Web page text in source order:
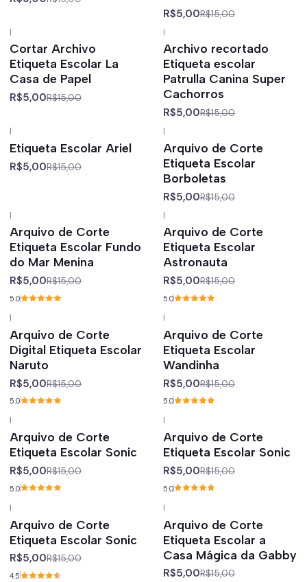
R$5,00R$15,00
|
Cortar Archivo
Etiqueta Escolar La
Casa de Papel
R$5,00R$15,00
|
Archivo recortado
Etiqueta escolar
Patrulla Canina Super
Cachorros
R$5,00R$15,00
|
Etiqueta Escolar Ariel
R$5,00R$15,00
|
Arquivo de Corte
Etiqueta Escolar
Borboletas
R$5,00R$15,00
|
Arquivo de Corte
Etiqueta Escolar Fundo
do Mar Menina
R$5,00R$15,00
5.0
|
Arquivo de Corte
Etiqueta Escolar
Astronauta
R$5,00R$15,00
5.0
|
Arquivo de Corte
Digital Etiqueta Escolar
Naruto
R$5,00R$15,00
5.0
|
Arquivo de Corte
Etiqueta Escolar
Wandinha
R$5,00R$15,00
5.0
|
Arquivo de Corte
Etiqueta Escolar Sonic
R$5,00R$15,00
5.0
|
Arquivo de Corte
Etiqueta Escolar Sonic
R$5,00R$15,00
5.0
|
Arquivo de Corte
Etiqueta Escolar Sonic
R$5,00R$15,00
4.5
|
Arquivo de Corte
Etiqueta Escolar a
Casa Mágica da Gabby
R$5,00R$15,00